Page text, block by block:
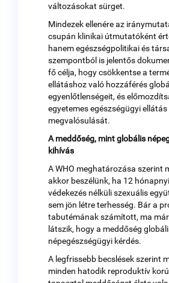
változásokat sürget.
Mindezek ellenére az
csupán klinikai útmutatóként
hanem egészségpolitikai és
szempontból is jelentős
fő célja, hogy csökkentse a
ellátáshoz való hozzáférés
egyenlőtlenségeit, és
egyetemes egészségügyi ellátás
megvalósulását.
A meddőség, mint globális
kihívás
A WHO meghatározása szerint
akkor beszélünk, ha 12
védekezés nélküli szexuális
sem jön létre terhesség. Bár a
tabutémának számított, ma
látszik, hogy a meddőség
népegészségügyi kérdés.
A legfrissebb becslések szerint
minden hatodik reproduktív